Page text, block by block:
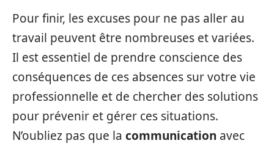
Pour finir, les excuses pour ne pas aller au
travail peuvent être nombreuses et variées.
Il est essentiel de prendre conscience des
conséquences de ces absences sur votre vie
professionnelle et de chercher des solutions
pour prévenir et gérer ces situations.
N’oubliez pas que la communication avec